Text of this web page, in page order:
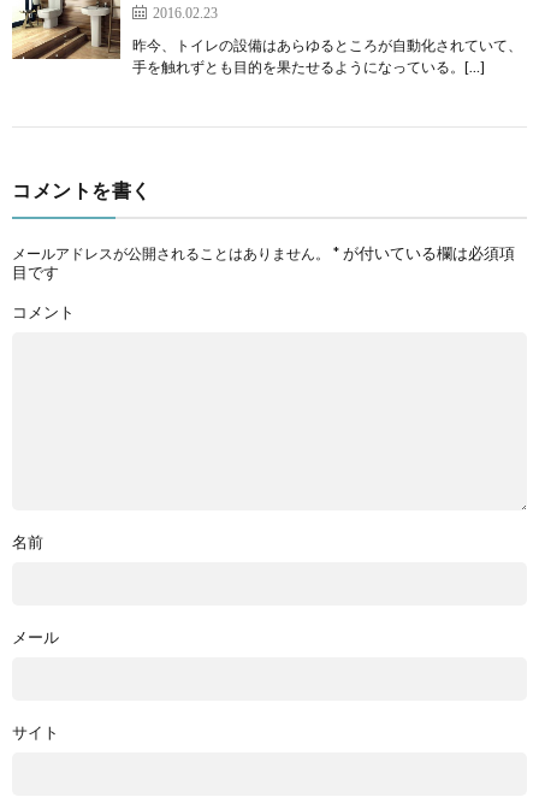
2016.02.23
昨今、トイレの設備はあらゆるところが自動化されていて、
手を触れずとも目的を果たせるようになっている。[…]
コメントを書く
メールアドレスが公開されることはありません。 *が付いている欄は必須項
目です
コメント
名前
メール
サイト